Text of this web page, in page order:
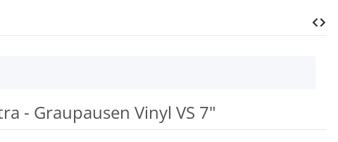
- Graupausen Vinyl VS 7"